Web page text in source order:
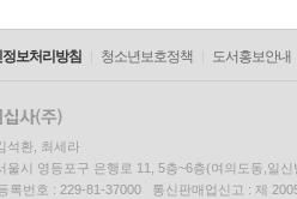
보처리방침 청소년보호정책 도서홍보안내
석환, 최세라
울시 영등포구 은행로 11, 5층~6층(여의도동,일신
록번호 : 229-81-37000 통신판매업신고 : 제